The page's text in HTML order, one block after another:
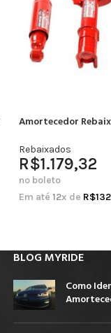
Amortecedor
Rebaixados
R$1.179,32
no boleto
Em até 12x de R$
BLOG MYRIDE
Como